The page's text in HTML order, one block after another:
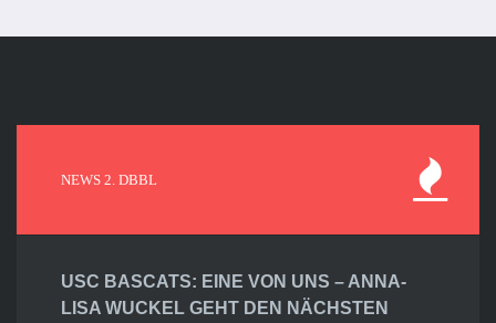
NEWS 2. DBBL
USC BASCATS: EINE VON UNS – ANNA-
LISA WUCKEL GEHT DEN NÄCHSTEN